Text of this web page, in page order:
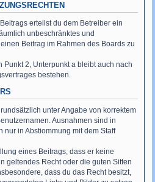
erteilst du dem Betreiber ein
unbeschränktes und
Beitrag im Rahmen des Boards zu
Punkt 2, Unterpunkt a bleibt auch nach
bestehen.
unter Angabe von korrektem
Ausnahmen sind in
nur in Abstiommung mit dem Staff
eines Beitrags, dass er keine
geltendes Recht oder die guten Sitten
dass du das Recht besitzt,